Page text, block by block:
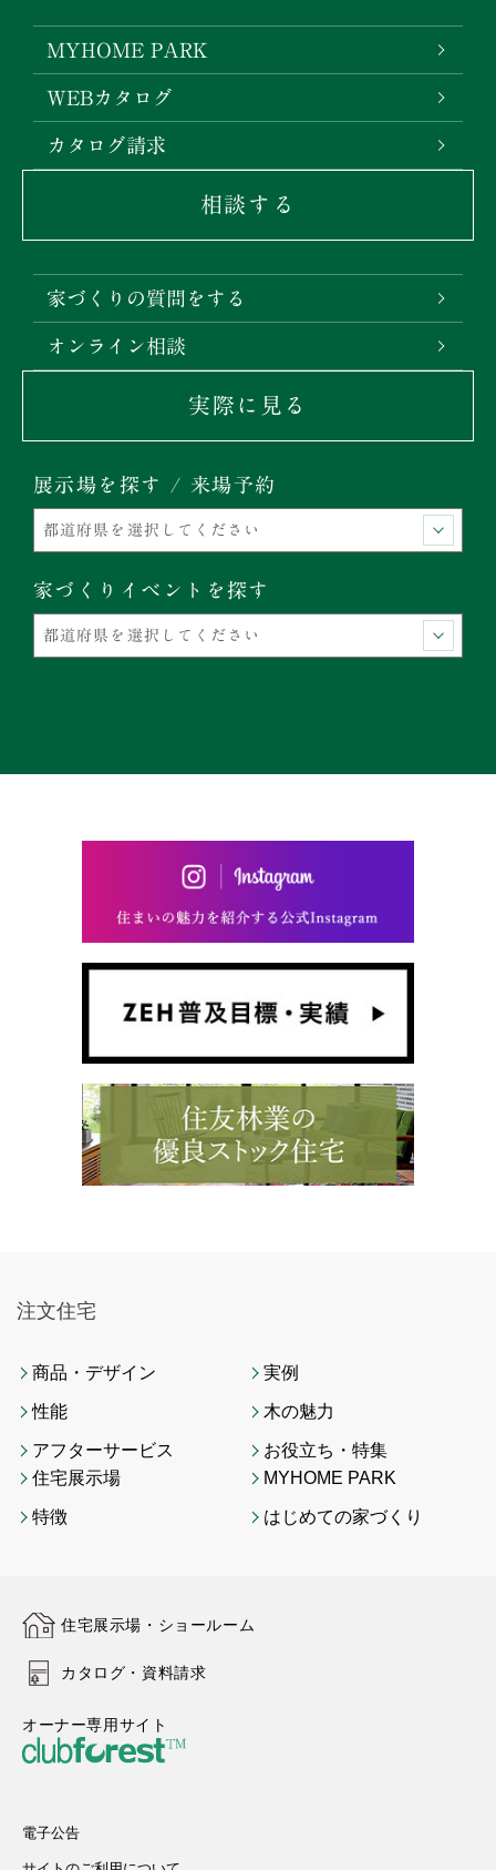
MYHOME PARK
WEBカタログ
カタログ請求
相談する
家づくりの質問をする
オンライン相談
実際に見る
展示場を探す / 来場予約
家づくりイベントを探す
注文住宅
商品・デザイン
性能
アフターサービス
実例
木の魅力
お役立ち・特集
住宅展示場
特徴
MYHOME PARK
はじめての家づくり
住宅展示場・ショールーム
カタログ・資料請求
オーナー専用サイト
電子公告